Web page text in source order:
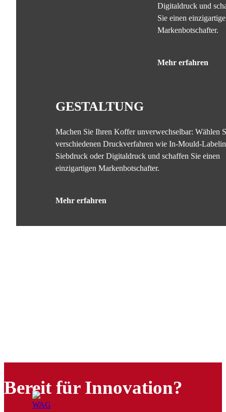
Digitaldruck und
Sie einen
Markenbotschafter.
Mehr erfahren
GESTALTUNG
Machen Sie Ihren Koffer unverwechselbar: Wählen
verschiedenen Druckverfahren wie In-Mould-
Siebdruck oder Digitaldruck und schaffen Sie einen
einzigartigen Markenbotschafter.
Mehr erfahren
Bereit für Innovation?